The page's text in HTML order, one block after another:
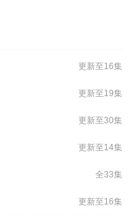
更新至16集
更新至19集
更新至30集
更新至14集
全33集
更新至16集